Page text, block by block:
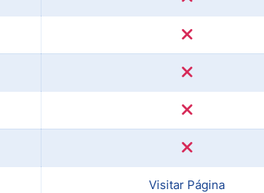
Visitar Página